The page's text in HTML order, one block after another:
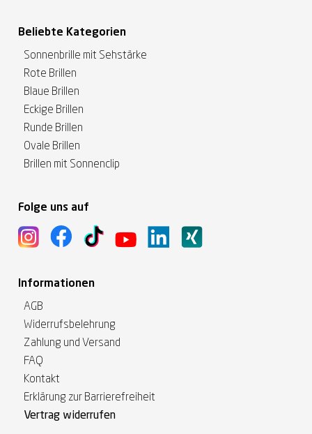
Beliebte Kategorien
Sonnenbrille mit Sehstärke
Rote Brillen
Blaue Brillen
Eckige Brillen
Runde Brillen
Ovale Brillen
Brillen mit Sonnenclip
Folge uns auf
Informationen
AGB
Widerrufsbelehrung
Zahlung und Versand
FAQ
Kontakt
Erklärung zur Barrierefreiheit
Vertrag widerrufen